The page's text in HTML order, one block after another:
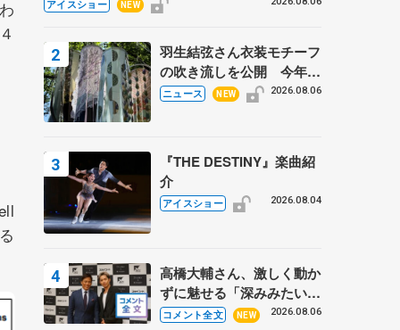
アイスショー NEW
羽生結弦さん衣装モチーフ
の吹き流しを公開 今年は
「春よ、来い」、仙台の瑞
ニュース NEW 2026.08.06
『THE DESTINY』楽曲紹
介
アイスショー 2026.08.04
高橋大輔さん、激しく動か
ずに魅せる「深みみたいな
ものは出てきている？」
コメント全文 NEW 2026.08.06